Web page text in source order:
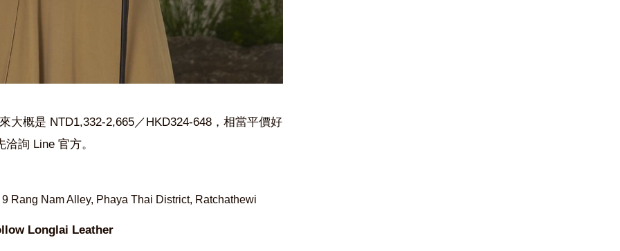
大概是 NTD1,332-2,665／HKD324-648，相當平價好
詢 Line 官方。
Rang Nam Alley, Phaya Thai District, Ratchathewi
Longlai Leather